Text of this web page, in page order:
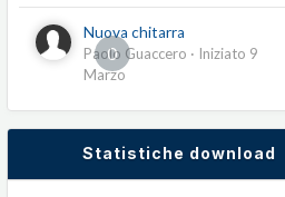
0
Nuova chitarra
Paolo Guaccero · Iniziato 9
Marzo
Statistiche download